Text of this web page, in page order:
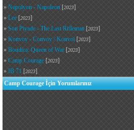
» Napolyon - Napoleon [2023]
» Lee [2023]
» Son Piyade - The Last Rifleman [2023]
» Konvoy - Convoy / Konvoi [2023]
» Boudica: Queen of War [2023]
» Camp Courage [2023]
» IB 71 [2023]
Camp Courage İçin Yorumlarınız